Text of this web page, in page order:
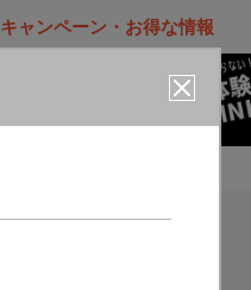
キャンペーン・お得な情報